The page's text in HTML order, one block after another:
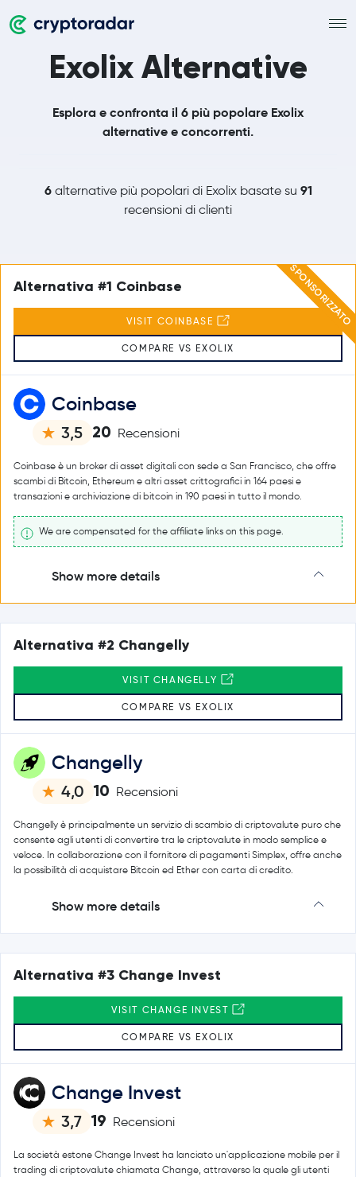
Exolix Alternative
Esplora e confronta il 6 più popolare Exolix
alternative e concorrenti.
6alternative più popolari di Exolix basate su 91
recensioni di clienti
SPONSORIZZATO
Coinbase
3,5 20 Recensioni
Coinbase è un broker di asset digitali con sede a San Francisco, che offre
scambi di Bitcoin, Ethereum e altri asset crittografici in 164 paesi e
transazioni e archiviazione di bitcoin in 190 paesi in tutto il mondo.
We are compensated for the affiliate links on this page.
Show more details
Alternativa #1 Coinbase
VISIT COINBASE
COMPARE VS EXOLIX
Changelly
4,0 10 Recensioni
Changelly è principalmente un servizio di scambio di criptovalute puro che
consente agli utenti di convertire tra le criptovalute in modo semplice e
veloce. In collaborazione con il fornitore di pagamenti Simplex, offre anche
la possibilità di acquistare Bitcoin ed Ether con carta di credito.
Show more details
Alternativa #2 Changelly
VISIT CHANGELLY
COMPARE VS EXOLIX
Change Invest
3,7 19 Recensioni
La società estone Change Invest ha lanciato un'applicazione mobile per il
trading di criptovalute chiamata Change, attraverso la quale gli utenti
Alternativa #3 Change Invest
VISIT CHANGE INVEST
COMPARE VS EXOLIX